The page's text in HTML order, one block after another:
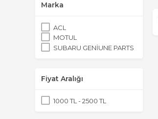
Marka
ACL
MOTUL
SUBARU GENİUNE PARTS
Fiyat Aralığı
1000 TL - 2500 TL